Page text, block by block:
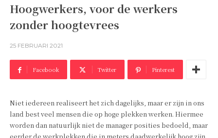
Hoogwerkers, voor de werkers
zonder hoogtevrees
25 FEBRUARI 2021
Facebook Twitter Pinterest
Niet iedereen realiseert het zich dagelijks, maar er zijn in ons
land best veel mensen die op hoge plekken werken. Hiermee
worden dan natuurlijk niet de manager posities bedoeld, maar